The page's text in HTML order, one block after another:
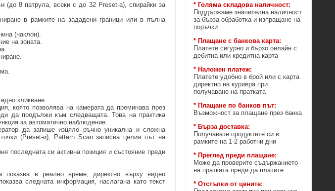
(до 8 патрула, всеки с до 32 Preset-а), спирайки за
в рамките на зададени граници или в пълна
(наклон).
на зоната.
кликване.
която позволява на камерата да преминава през
да продължи към следващата. Това на практика
за автоматично наблюдение.
да запише изцяло ръчно уникална и сложна
(Preset-и), Pattern Scan записва целия път на
последната си активна позиция и състояние преди
в реално време, директно върху видео
следната информация, наслагана като текст
* Голяма складова наличност:
Поддържаме значителна наличност
за бърза обработка и изпращане на
поръчки
* Плащане с банкова карта:
Платете сигурно и бързо онлайн с
дебитна или кредитна карта
* Наложен платеж:
Платете удобно в брой или с карта
директно на куриера при
получаване на пратката
* Плащане по банков път:
Възможност за плащане през банка
* Бърза доставка:
Получавате продуктите си в
рамките на 1-2 работни дни
* Преглед преди плащане:
Може да проверите съдържанието
на пратката преди да платите
* Отстъпки от цените: